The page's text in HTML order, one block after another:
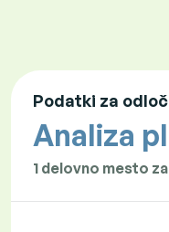
Podatki za
Analiza
1 delovno mesto